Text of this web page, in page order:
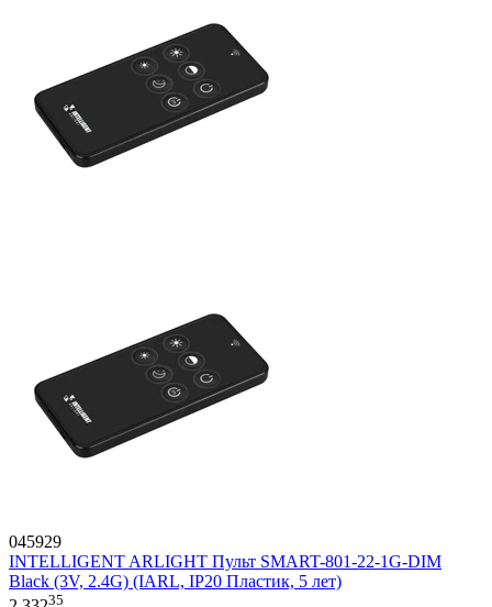
045929
INTELLIGENT ARLIGHT Пульт SMART-801-22-1G-DIM
Black (3V, 2.4G) (IARL, IP20 Пластик, 5 лет)
35